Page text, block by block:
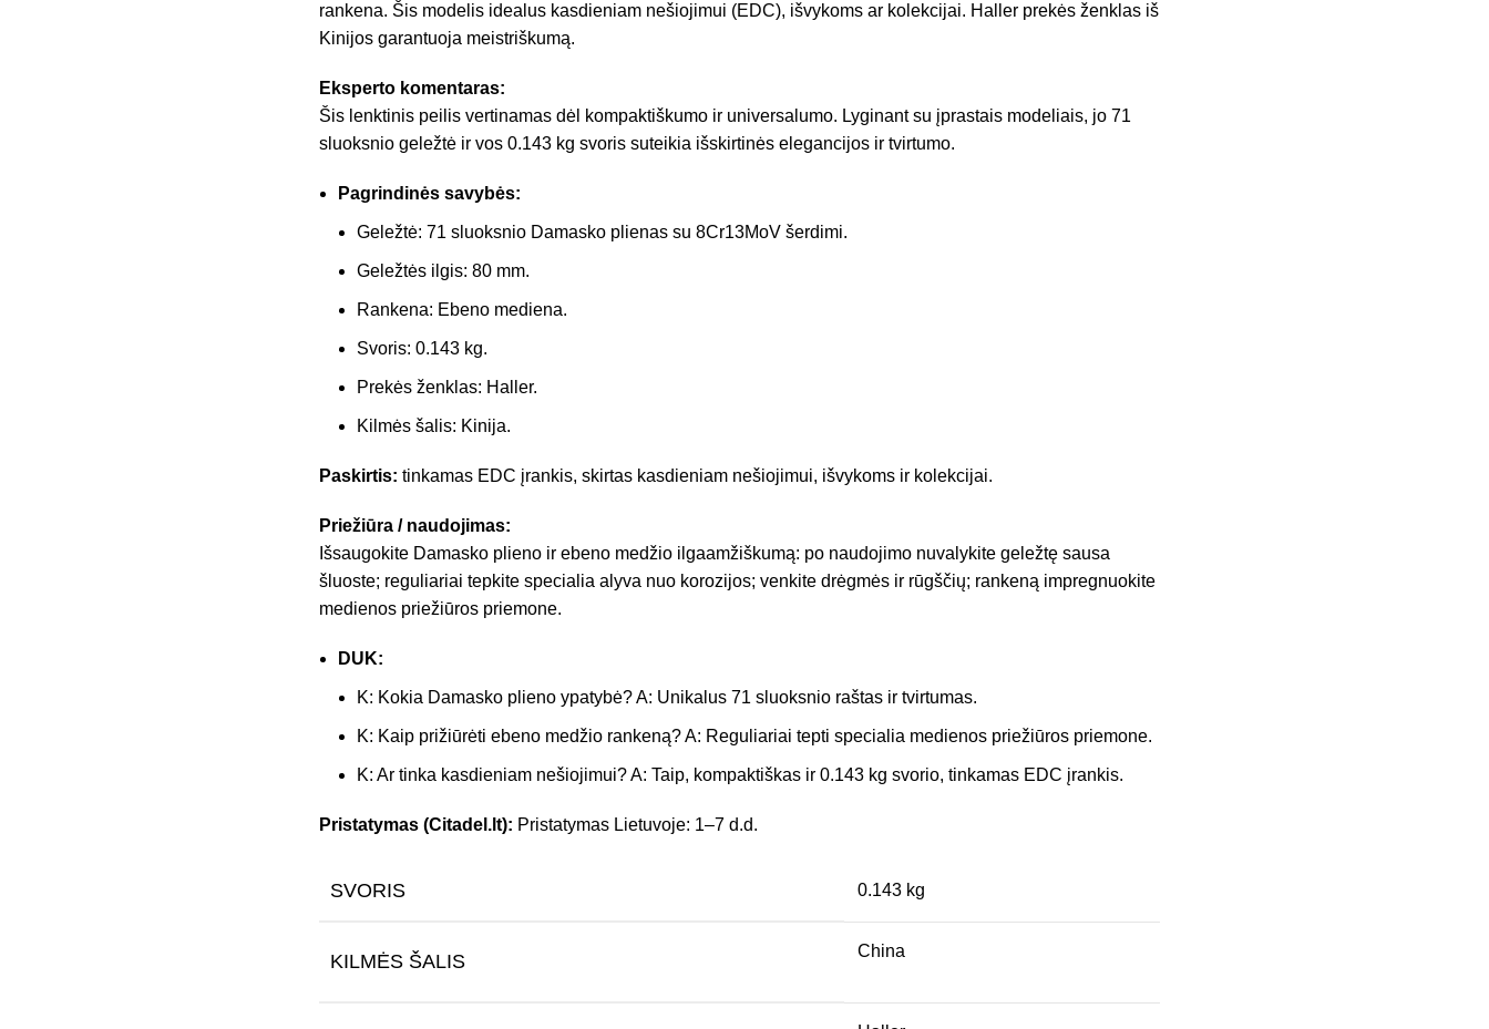
rankena. Šis modelis idealus kasdieniam nešiojimui (EDC), išvykoms ar kolekcijai. Haller prekės ženklas iš
Kinijos garantuoja meistriškumą.
Eksperto komentaras:
Šis lenktinis peilis vertinamas dėl kompaktiškumo ir universalumo. Lyginant su įprastais modeliais, jo 71
sluoksnio geležtė ir vos 0.143 kg svoris suteikia išskirtinės elegancijos ir tvirtumo.
Pagrindinės savybės:
Geležtė: 71 sluoksnio Damasko plienas su 8Cr13MoV šerdimi.
Geležtės ilgis: 80 mm.
Rankena: Ebeno mediena.
Svoris: 0.143 kg.
Prekės ženklas: Haller.
Kilmės šalis: Kinija.
Paskirtis: tinkamas EDC įrankis, skirtas kasdieniam nešiojimui, išvykoms ir kolekcijai.
Priežiūra / naudojimas:
Išsaugokite Damasko plieno ir ebeno medžio ilgaamžiškumą: po naudojimo nuvalykite geležtę sausa
šluoste; reguliariai tepkite specialia alyva nuo korozijos; venkite drėgmės ir rūgščių; rankeną impregnuokite
medienos priežiūros priemone.
DUK:
K: Kokia Damasko plieno ypatybė? A: Unikalus 71 sluoksnio raštas ir tvirtumas.
K: Kaip prižiūrėti ebeno medžio rankeną? A: Reguliariai tepti specialia medienos priežiūros priemone.
K: Ar tinka kasdieniam nešiojimui? A: Taip, kompaktiškas ir 0.143 kg svorio, tinkamas EDC įrankis.
Pristatymas (Citadel.lt): Pristatymas Lietuvoje: 1–7 d.d.
SVORIS 0.143 kg
KILMĖS ŠALIS China